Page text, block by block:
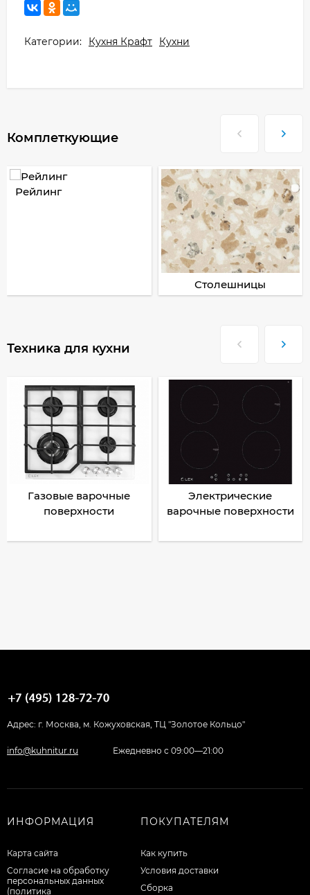
Категории: Кухня Крафт Кухни
Комплеткующие
Рейлинг
Столешницы
Техника для кухни
Газовые варочные
поверхности
Электрические
варочные поверхности
Адрес: г. Москва, м. Кожуховская, ТЦ "Золотое Кольцо"
info@kuhnitur.ru Ежедневно с 09:00—21:00
ИНФОРМАЦИЯ
Карта сайта
Согласие на обработку
персональных данных
(политика
ПОКУПАТЕЛЯМ
Как купить
Условия доставки
Сборка